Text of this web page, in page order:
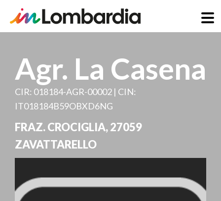
InhaltAgr. La Casena
CIR: 018184-AGR-00002 | CIN:
IT018184B59OBXD6NG
FRAZ. CROCIGLIA,27059
ZAVATTARELLO